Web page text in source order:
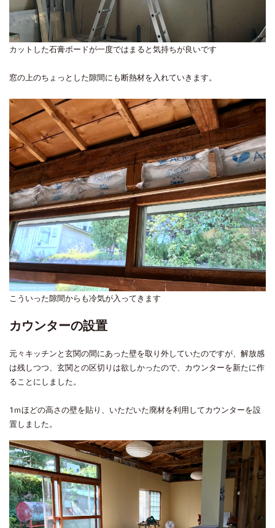
カットした石膏ボードが一度ではまると気持ちが良いです
窓の上のちょっとした隙間にも断熱材を入れていきます。
こういった隙間からも冷気が入ってきます
カウンターの設置
元々キッチンと玄関の間にあった壁を取り外していたのですが、解放感
は残しつつ、玄関との区切りは欲しかったので、カウンターを新たに作
ることにしました。
1ｍほどの高さの壁を貼り、いただいた廃材を利用してカウンターを設
置しました。